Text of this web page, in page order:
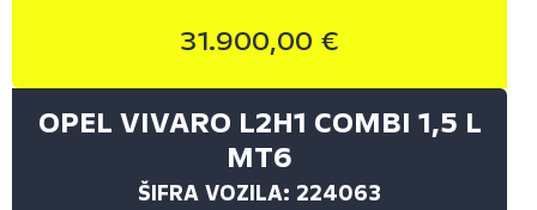
CROSSLAND (1)
FRONTERA (4)
GRANDLAND (11)
GRANDLAND X (5)
31.900,00 €
OPEL VIVARO L2H1 COMBI 1,5 L
MT6
ŠIFRA VOZILA: 224063